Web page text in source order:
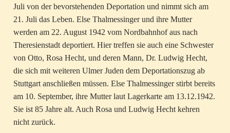
Juli von der bevorstehenden Deportation und nimmt sich am
21. Juli das Leben. Else Thalmessinger und ihre Mutter
werden am 22. August 1942 vom Nordbahnhof aus nach
Theresienstadt deportiert. Hier treffen sie auch eine Schwester
von Otto, Rosa Hecht, und deren Mann, Dr. Ludwig Hecht,
die sich mit weiteren Ulmer Juden dem Deportationszug ab
Stuttgart anschließen müssen. Else Thalmessinger stirbt bereits
am 10. September, ihre Mutter laut Lagerkarte am 13.12.1942.
Sie ist 85 Jahre alt. Auch Rosa und Ludwig Hecht kehren
nicht zurück.